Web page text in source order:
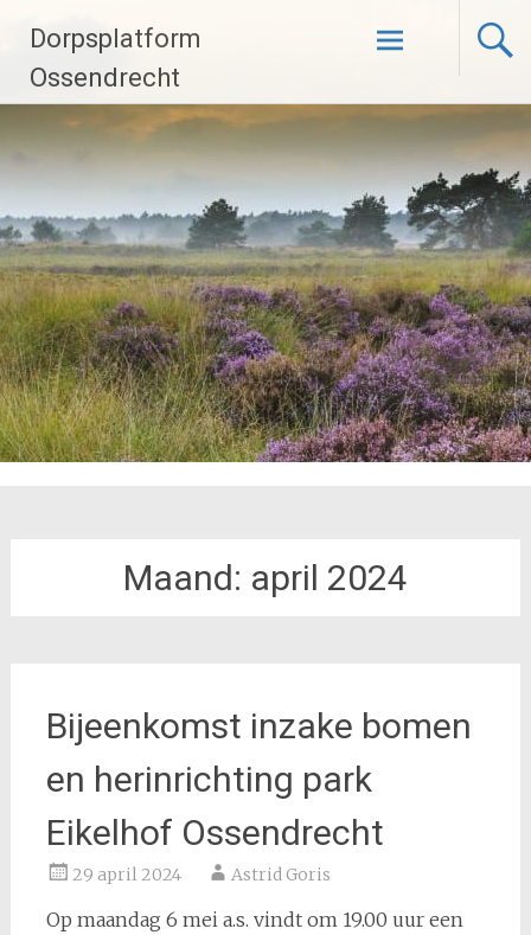
naar
inhoud
Dorpsplatform
Ossendrecht
Maand: april 2024
Bijeenkomst inzake bomen
en herinrichting park
Eikelhof Ossendrecht
29 april 2024 Astrid Goris
Op maandag 6 mei a.s. vindt om 19.00 uur een